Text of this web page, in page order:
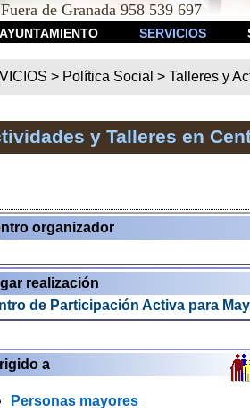
de Granada 958 539 697
AYUNTAMIENTO SERVICIOS
> Política Social >Talleres y
y Talleres en
organizador
realización
de Participación Activa para
a
Personas mayores